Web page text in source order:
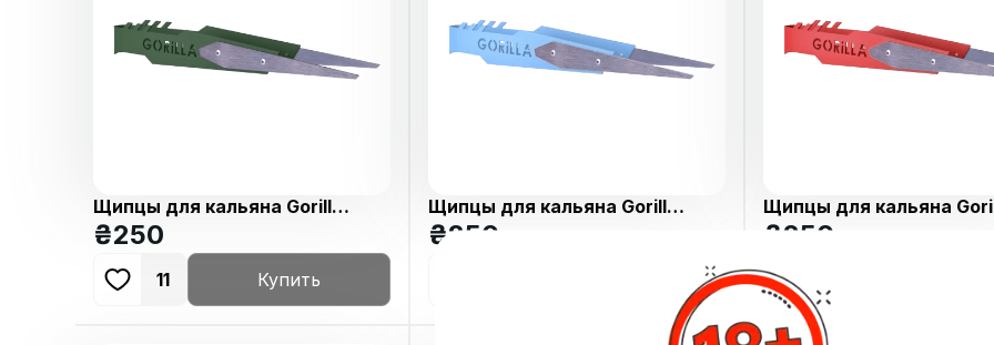
Щипцы для кальяна Gorilla
Blade Green
₴250
11 Купить
Щипцы для кальяна Gorilla
Blade Blue
₴250
Щипцы для кальяна
Blade Red
₴250